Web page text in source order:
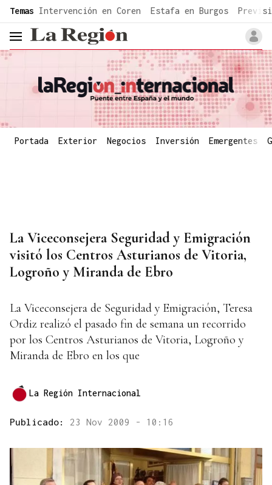
common.go-to-content
Temas Intervención en Coren Estafa en Burgos
header.menu.open
Portada Exterior Negocios Inversión Emergentes
La Viceconsejera Seguridad y Emigración
visitó los Centros Asturianos de Vitoria,
Logroño y Miranda de Ebro
La Viceconsejera de Seguridad y Emigración, Teresa
Ordiz realizó el pasado fin de semana un recorrido
por los Centros Asturianos de Vitoria, Logroño y
Miranda de Ebro en los que
La Región Internacional
Publicado: 23 Nov 2009 - 10:16